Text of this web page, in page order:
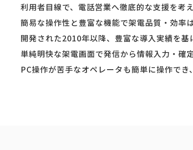
利用者目線で、電話営業へ徹底的な支援を考
簡易な操作性と豊富な機能で架電品質・効率
開発された2010年以降、豊富な導入実績を基
単純明快な架電画面で発信から情報入力・確
PC操作が苦手なオペレータも簡単に操作でき